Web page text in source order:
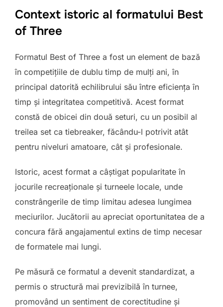
Context istoric al formatului Best
of Three
Formatul Best of Three a fost un element de bază
în competițiile de dublu timp de mulți ani, în
principal datorită echilibrului său între eficiența în
timp și integritatea competitivă. Acest format
constă de obicei din două seturi, cu un posibil al
treilea set ca tiebreaker, făcându-l potrivit atât
pentru niveluri amatoare, cât și profesionale.
Istoric, acest format a câștigat popularitate în
jocurile recreaționale și turneele locale, unde
constrângerile de timp limitau adesea lungimea
meciurilor. Jucătorii au apreciat oportunitatea de a
concura fără angajamentul extins de timp necesar
de formatele mai lungi.
Pe măsură ce formatul a devenit standardizat, a
permis o structură mai previzibilă în turnee,
promovând un sentiment de corectitudine și